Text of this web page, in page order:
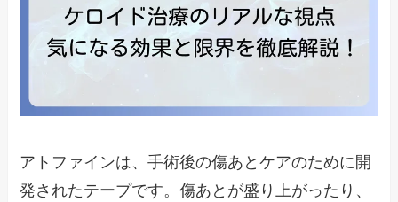
アトファインは、手術後の傷あとケアのために開
発されたテープです。傷あとが盛り上がったり、